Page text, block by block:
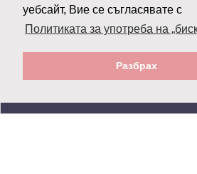
уебсайт, Вие се съгласявате с
Политиката за употреба на
Разбрах
© 2026 Grazia.bg - Всички